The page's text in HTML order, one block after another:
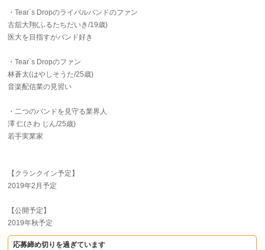
・Tear`s Dropのライバルバンドのファン
古舘大翔(ふるたちだいき/19歳)
医大を目指すがバンド好き
・Tear`s Dropのファン
林蒼太(はやしそうた/25歳)
音楽配信業の見習い
・二つのバンドを見守る業界人
澤 仁(さわ じん/25歳)
若手実業家
【クランクイン予定】
2019年2月予定
【公開予定】
2019年秋予定
応募締め切りを過ぎています